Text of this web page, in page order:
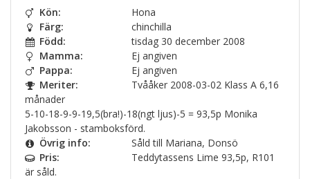
Kön:
Hona
Färg:
chinchilla
Född:
tisdag 30 december 2008
Mamma:
Ej angiven
Pappa:
Ej angiven
Meriter:
Tvååker 2008-03-02 Klass A 6,16
månader
5-10-18-9-9-19,5(bra!)-18(ngt ljus)-5 = 93,5p Monika
Jakobsson - stamboksförd.
Övrig info:
Såld till Mariana, Donsö
Pris:
Teddytassens Lime 93,5p, R101
är såld.